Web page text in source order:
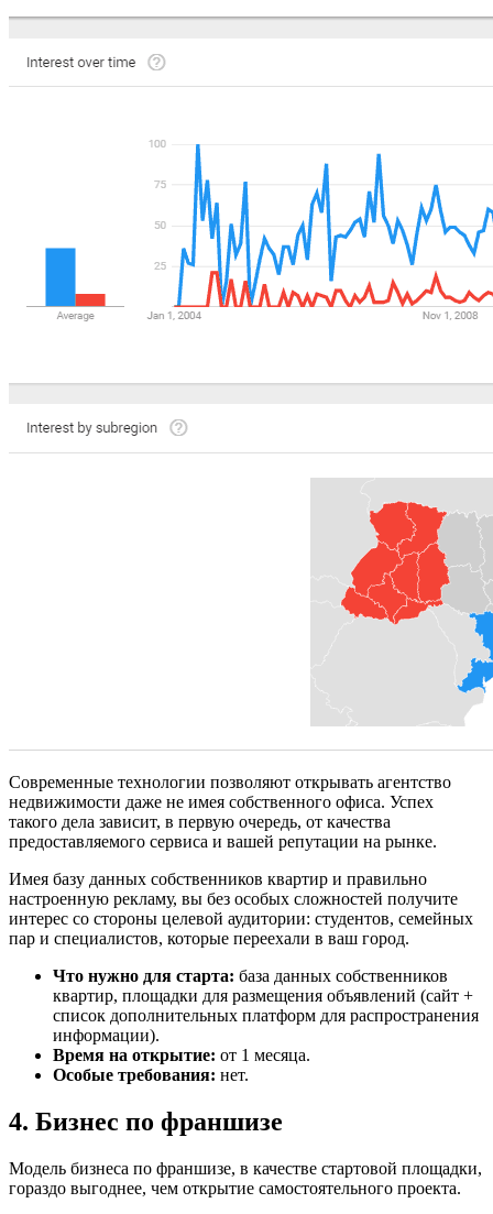
Современные технологии позволяют открывать агентство
недвижимости даже не имея собственного офиса. Успех
такого дела зависит, в первую очередь, от качества
предоставляемого сервиса и вашей репутации на рынке.
Имея базу данных собственников квартир и правильно
настроенную рекламу, вы без особых сложностей получите
интерес со стороны целевой аудитории: студентов, семейных
пар и специалистов, которые переехали в ваш город.
Что нужно для старта: база данных собственников
квартир, площадки для размещения объявлений (сайт +
список дополнительных платформ для распространения
информации).
Время на открытие: от 1 месяца.
Особые требования: нет.
4. Бизнес по франшизе
Модель бизнеса по франшизе, в качестве стартовой площадки,
гораздо выгоднее, чем открытие самостоятельного проекта.